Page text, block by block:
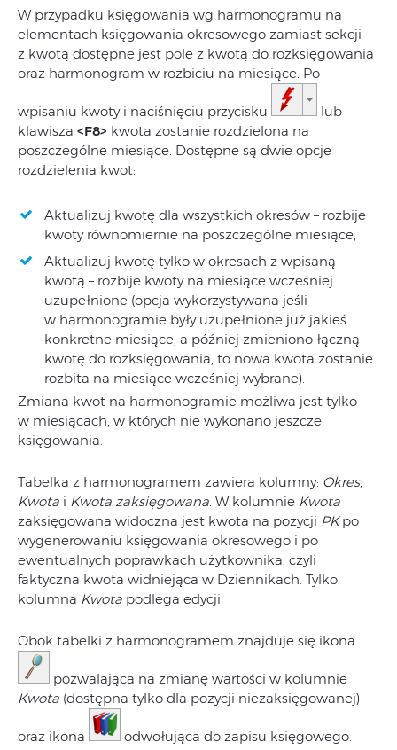
W przypadku księgowania wg harmonogramu na
elementach księgowania okresowego zamiast sekcji
z kwotą dostępne jest pole z kwotą do rozksięgowania
oraz harmonogram w rozbiciu na miesiące. Po
wpisaniu kwoty i naciśnięciu przycisku
lub
klawisza <F8> kwota zostanie rozdzielona na
poszczególne miesiące. Dostępne są dwie opcje
rozdzielenia kwot:
Aktualizuj kwotę dla wszystkich okresów – rozbije
kwoty równomiernie na poszczególne miesiące,
Aktualizuj kwotę tylko w okresach z wpisaną
kwotą – rozbije kwoty na miesiące wcześniej
uzupełnione (opcja wykorzystywana jeśli
w harmonogramie były uzupełnione już jakieś
konkretne miesiące, a później zmieniono łączną
kwotę do rozksięgowania, to nowa kwota zostanie
rozbita na miesiące wcześniej wybrane).
Zmiana kwot na harmonogramie możliwa jest tylko
w miesiącach, w których nie wykonano jeszcze
księgowania.
Tabelka z harmonogramem zawiera kolumny: Okres,
Kwota i Kwota zaksięgowana . W kolumnie Kwota
zaksięgowana widoczna jest kwota na pozycji PKpo
wygenerowaniu księgowania okresowego i po
ewentualnych poprawkach użytkownika, czyli
faktyczna kwota widniejąca w Dziennikach. Tylko
kolumna Kwota podlega edycji.
Obok tabelki z harmonogramem znajduje się ikona
pozwalająca na zmianę wartości w kolumnie
Kwota (dostępna tylko dla pozycji niezaksięgowanej)
oraz ikona odwołująca do zapisu księgowego.